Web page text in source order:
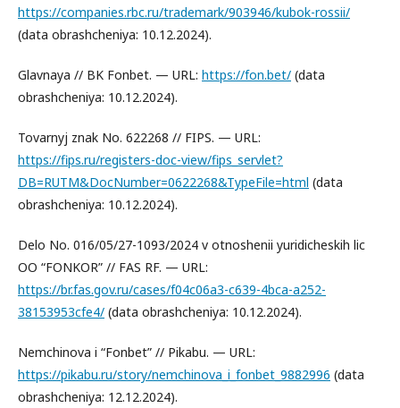
https://companies.rbc.ru/trademark/903946/kubok-rossii/
(data obrashcheniya: 10.12.2024).
Glavnaya // BK Fonbet. — URL: https://fon.bet/ (data
obrashcheniya: 10.12.2024).
Tovarnyj znak No. 622268 // FIPS. — URL:
https://fips.ru/registers-doc-view/fips_servlet?
DB=RUTM&DocNumber=0622268&TypeFile=html (data
obrashcheniya: 10.12.2024).
Delo No. 016/05/27-1093/2024 v otnoshenii yuridicheskih lic
OO “FONKOR” // FAS RF. — URL:
https://br.fas.gov.ru/cases/f04c06a3-c639-4bca-a252-
38153953cfe4/ (data obrashcheniya: 10.12.2024).
Nemchinova i “Fonbet”⁠⁠ // Pikabu. — URL:
https://pikabu.ru/story/nemchinova_i_fonbet_9882996 (data
obrashcheniya: 12.12.2024).